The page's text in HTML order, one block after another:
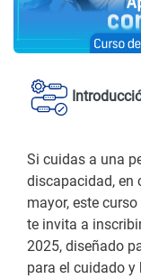
Si cuidas a una
discapacidad, en
mayor, este
te invita a
2025, diseñado
para el cuidado y